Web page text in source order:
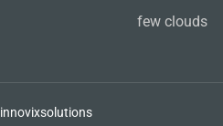
few clouds
innovixsolutions